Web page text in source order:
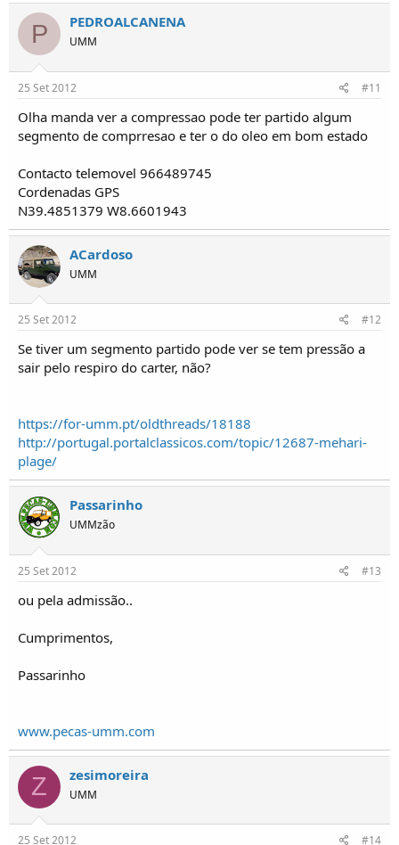
P PEDROALCANENA
UMM
25 Set 2012 #11
Olha manda ver a compressao pode ter partido algum
segmento de comprresao e ter o do oleo em bom estado
Contacto telemovel 966489745
Cordenadas GPS
N39.4851379 W8.6601943
ACardoso
UMM
25 Set 2012 #12
Se tiver um segmento partido pode ver se tem pressão a
sair pelo respiro do carter, não?
https://for-umm.pt/oldthreads/18188
http://portugal.portalclassicos.com/topic/12687-mehari-
plage/
Passarinho
UMMzão
25 Set 2012 #13
ou pela admissão..
Cumprimentos,
Passarinho
www.pecas-umm.com
Z zesimoreira
UMM
25 Set 2012 #14